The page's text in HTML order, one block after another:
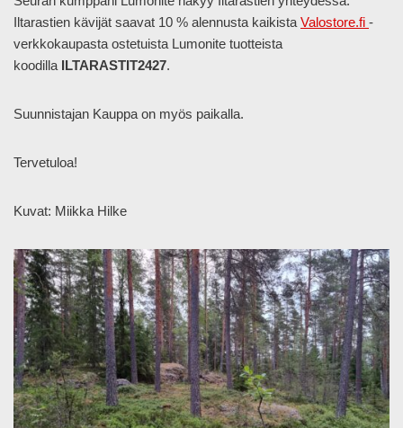
Iltarastien kävijät saavat 10 % alennusta kaikista Valostore.fi -
verkkokaupasta ostetuista Lumonite tuotteista
koodilla ILTARASTIT2427.
Suunnistajan Kauppa on myös paikalla.
Tervetuloa!
Kuvat: Miikka Hilke